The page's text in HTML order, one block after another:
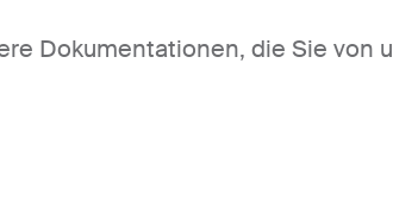
Dokumentationen, die Sie von